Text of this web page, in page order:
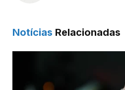
Notícias Relacionadas